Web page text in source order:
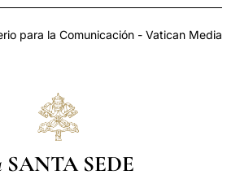
para la Comunicación - Vatican Media
SANTA SEDE